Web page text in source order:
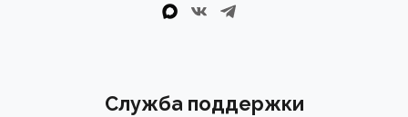
Служба поддержки